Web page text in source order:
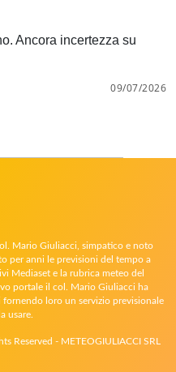
Ancora incertezza su
09/07/2026
Mario Giuliacci, simpatico e noto
per anni le previsioni del tempo a
Mediaset e la rubrica meteo del
portale il col. Mario Giuliacci ha
loro un servizio previsionale
usare.
Reserved - METEOGIULIACCI SRL